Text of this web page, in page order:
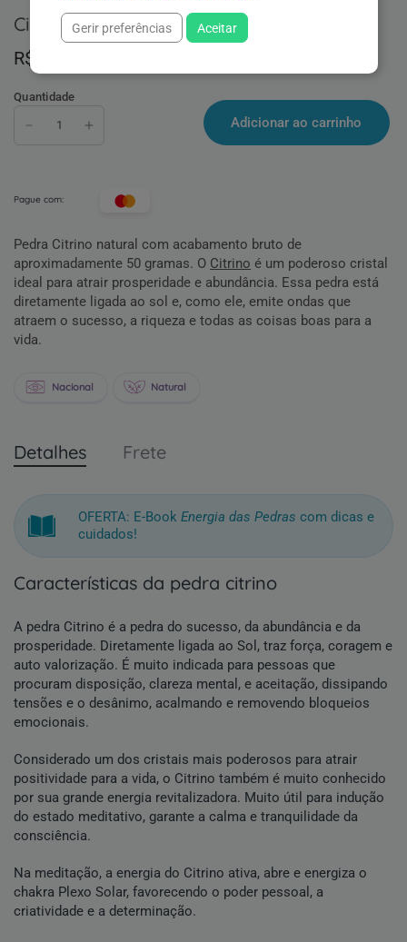
Citrino Bruto
R$ 20,90
Quantidade
Adicionar ao carrinho
Pague com:
Pedra Citrino natural com acabamento bruto de
aproximadamente 50 gramas. O Citrino é um poderoso cristal
ideal para atrair prosperidade e abundância. Essa pedra está
diretamente ligada ao sol e, como ele, emite ondas que
atraem o sucesso, a riqueza e todas as coisas boas para a
vida.
Nacional Natural
Detalhes Frete
OFERTA: E-BookEnergia das Pedras com dicas e
cuidados!
características da pedra citrino
A pedra Citrino é a pedra do sucesso, da abundância e da
prosperidade. Diretamente ligada ao Sol, traz força, coragem e
auto valorização. É muito indicada para pessoas que
procuram disposição, clareza mental, e aceitação, dissipando
tensões e o desânimo, acalmando e removendo bloqueios
emocionais.
Considerado um dos cristais mais poderosos para atrair
positividade para a vida, o Citrino também é muito conhecido
por sua grande energia revitalizadora. Muito útil para indução
do estado meditativo, garante a calma e tranquilidade da
consciência.
Na meditação, a energia do Citrino ativa, abre e energiza o
chakra Plexo Solar, favorecendo o poder pessoal, a
criatividade e a determinação.
Gerir preferências Aceitar